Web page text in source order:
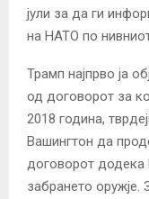
јули за да ги
на НАТО по
Трамп најпрво ја
од договорот за
2018 година,
Вашингтон да
договорот додека
забрането оружје.